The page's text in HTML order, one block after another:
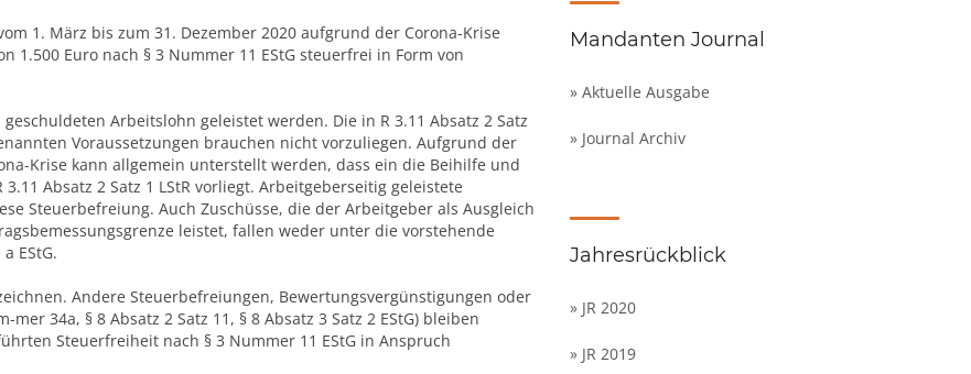
1. März bis zum 31. Dezember 2020 aufgrund der Corona-Krise
Euro nach § 3 Nummer 11 EStG steuerfrei in Form von
Arbeitslohn geleistet werden. Die in R 3.11 Absatz 2 Satz
Voraussetzungen brauchen nicht vorzuliegen. Aufgrund der
Krise kann allgemein unterstellt werden, dass ein die Beihilfe und
Absatz 2 Satz 1 LStR vorliegt. Arbeitgeberseitig geleistete
Steuerbefreiung. Auch Zuschüsse, die der Arbeitgeber als Ausgleich
leistet, fallen weder unter die vorstehende
EStG.
Andere Steuerbefreiungen, Bewertungsvergünstigungen oder
34a, § 8 Absatz 2 Satz 11, § 8 Absatz 3 Satz 2 EStG) bleiben
Steuerfreiheit nach § 3 Nummer 11 EStG in Anspruch
Mandanten Journal
» Aktuelle Ausgabe
» Journal Archiv
Jahresrückblick
» JR 2020
» JR 2019